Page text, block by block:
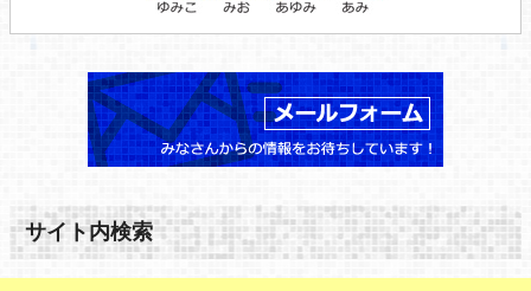
サイト内検索